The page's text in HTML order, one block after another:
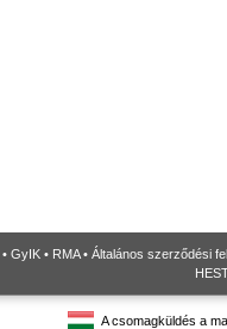
• GyIK • RMA• Általános szerződési
A csomagküldés a